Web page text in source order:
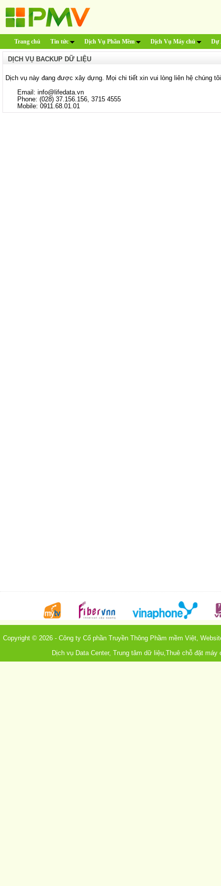
Trang chủ Tin tức Dịch Vụ Phần Mềm Dịch Vụ Máy chủ Dự
DỊCH VỤ BACKUP DỮ LIỆU
Dịch vụ này đang được xây dựng. Mọi chi tiết xin vui lòng liên hệ chúng
Email: info@lifedata.vn
Phone: (028) 37.156.156, 3715 4555
Mobile: 0911.68.01.01
Copyright © 2026 - Công ty Cổ phần Truyền Thông Phầm mềm Việt,
Dịch vụ Data Center, Trung tâm dữ liệu,Thuê chỗ đặt